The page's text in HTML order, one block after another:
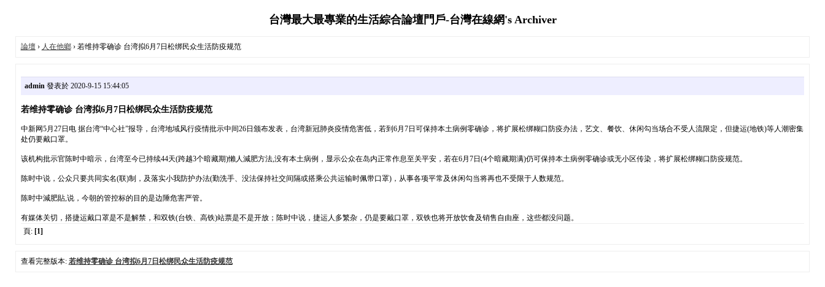
台灣最大最專業的生活綜合論壇門戶-台灣在線網's Archiver
論壇› 人在他鄉› 若维持零确诊 台湾拟6月7日松绑民众生活防疫规范
admin發表於 2020-9-15 15:44:05
若维持零确诊 台湾拟6月7日松绑民众生活防疫规范
中新网5月27日电 据台湾“中心社”报导，台湾地域风行疫情批示中间26日颁布发表，台湾新冠肺炎疫情危害低，若到6月7日可保持本土病例零确诊，将扩展松绑糊口防疫办法，艺文、餐饮、休闲勾当场合不受人流限定，但捷运(地铁)等人潮密集
处仍要戴口罩。
该机构批示官陈时中暗示，台湾至今已持续44天(跨越3个暗藏期)懶人減肥方法,没有本土病例，显示公众在岛内正常作息至关平安，若在6月7日(4个暗藏期满)仍可保持本土病例零确诊或无小区传染，将扩展松绑糊口防疫规范。
陈时中说，公众只要共同实名(联)制，及落实小我防护办法(勤洗手、没法保持社交间隔或搭乘公共运输时佩带口罩)，从事各项平常及休闲勾当将再也不受限于人数规范。
陈时中減肥貼,说，今朝的管控标的目的是边陲危害严管。
有媒体关切，搭捷运戴口罩是不是解禁，和双铁(台铁、高铁)站票是不是开放；陈时中说，捷运人多繁杂，仍是要戴口罩，双铁也将开放饮食及销售自由座，这些都没问题。
頁: [1]
查看完整版本: 若维持零确诊 台湾拟6月7日松绑民众生活防疫规范